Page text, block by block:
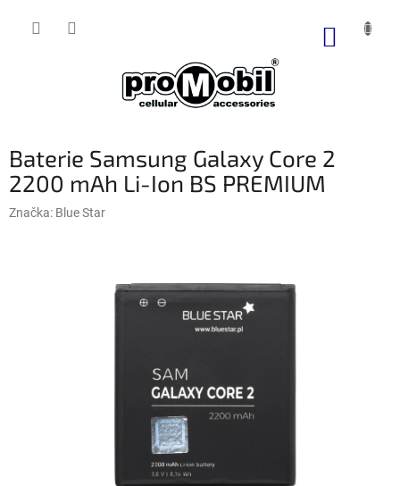
Baterie Samsung Galaxy Core 2
2200 mAh Li-Ion BS PREMIUM
Značka: Blue Star